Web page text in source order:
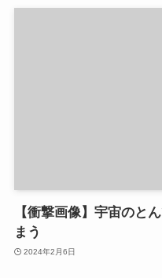
【衝撃画像】宇宙のと
まう
2024年2月6日